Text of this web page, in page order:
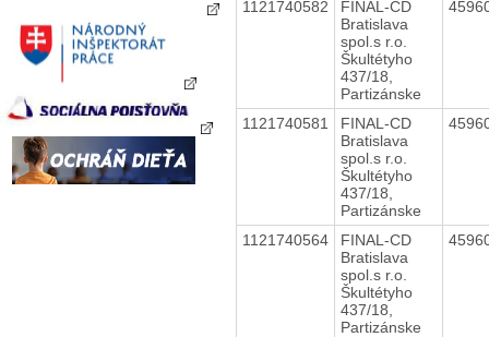
1121740582
FINAL-CD
Bratislava
spol.s r.o.
Škultétyho
437/18,
Partizánske
1121740581
FINAL-CD
Bratislava
spol.s r.o.
Škultétyho
437/18,
Partizánske
1121740564
FINAL-CD
Bratislava
spol.s r.o.
Škultétyho
437/18,
Partizánske